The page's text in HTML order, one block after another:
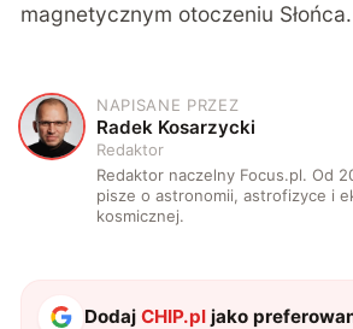
magnetycznym otoczeniu Słońca.
R
NAPISANE PRZEZ
Radek Kosarzycki
Redaktor
Redaktor naczelny Focus.pl. Od
pisze o astronomii, astrofizyce i
kosmicznej.
DodajCHIP.pl jako